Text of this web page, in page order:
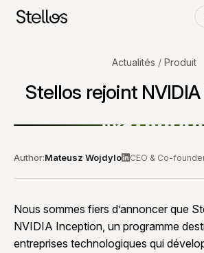
Actualités /Produit
Stellos rejoint
Author:Mateusz Wojdylo CEO & Co-
Nous sommes fiers d’annoncer que
NVIDIA Inception, un programme
entreprises technologiques qui
SWITZERLAND
Polski English
Deutsch English